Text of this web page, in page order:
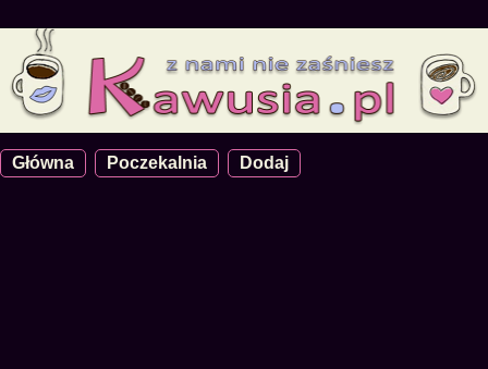
Główna Poczekalnia Dodaj